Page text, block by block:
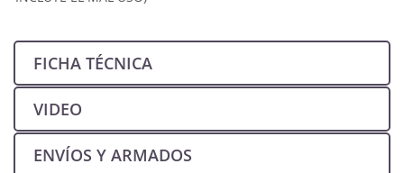
FICHA TÉCNICA
VIDEO
ENVÍOS Y ARMADOS